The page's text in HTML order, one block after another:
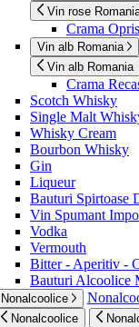
Vin rose
Crama
Vin alb Romania
Vin alb Romania
Crama
Scotch Whisky
Single Malt
Whisky Cream
Bourbon Whisky
Gin
Liqueur
Bauturi Spirtoase
Vin Spumant
Vodka
Vermouth
Bitter - Aperitiv -
Bauturi Alcoolice
Nonalcoolice
Nonalcoolice